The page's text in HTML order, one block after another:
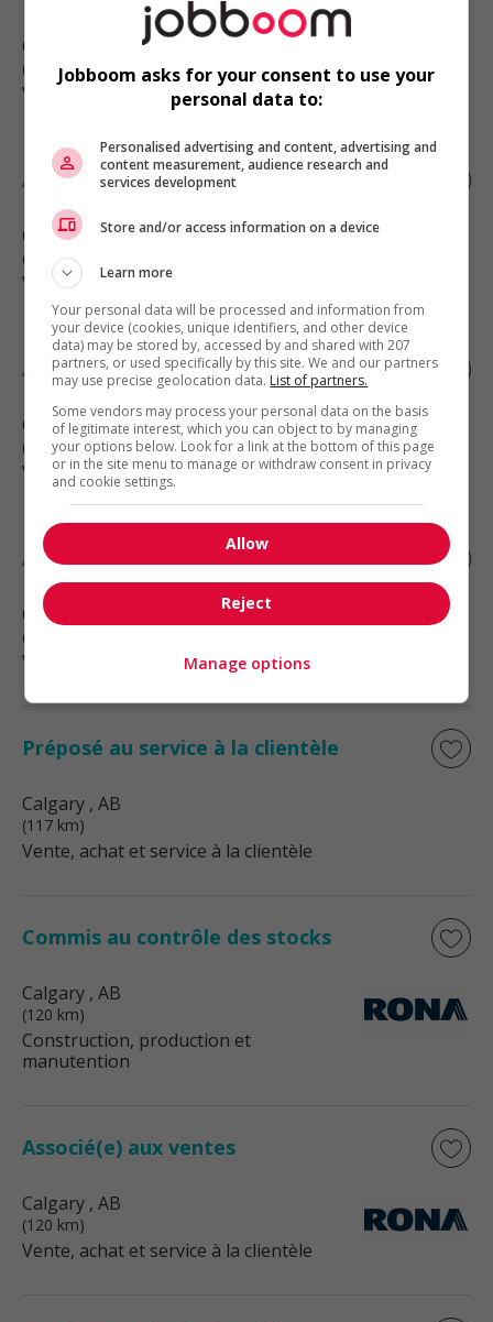
Calgary
(107 km)
Vente, achat et service à la clientèle
Associé au service de marchandisage
Calgary , AB
(108 km)
Vente, achat et service à la clientèle
Associé, service à la clientele
Calgary, AB
(117 km)
Vente, achat et service à la clientèle
Associé, service à la clientele
Calgary
(117 km)
Vente, achat et service à la clientèle
Préposé au service à la clientèle
Calgary , AB
(117 km)
Vente, achat et service à la clientèle
Commis au contrôle des stocks
Calgary , AB
(120 km)
Construction, production et
manutention
Associé(e) aux ventes
Calgary , AB
(120 km)
Vente, achat et service à la clientèle
Jobboom asks for your consent to use your
personal data to:
Personalised advertising and content, advertising and
content measurement, audience research and
services development
Store and/or access information on a device
Learn more
Your personal data will be processed and information from
your device (cookies, unique identifiers, and other device
data) may be stored by, accessed by and shared with 207
partners, or used specifically by this site. We and our partners
may use precise geolocation data. List of partners.
Some vendors may process your personal data on the basis
of legitimate interest, which you can object to by managing
your options below. Look for a link at the bottom of this page
or in the site menu to manage or withdraw consent in privacy
and cookie settings.
Allow
Reject
Manage options